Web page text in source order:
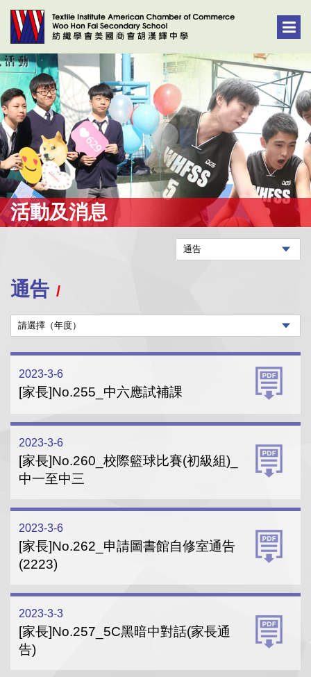
活動及消息
通告
2023-3-6
[家長]No.255_中六應試補課
2023-3-6
[家長]No.260_校際籃球比賽(初級組)_
中一至中三
2023-3-6
[家長]No.262_申請圖書館自修室通告
(2223)
2023-3-3
[家長]No.257_5C黑暗中對話(家長通
告)